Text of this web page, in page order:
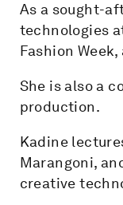
As a sought-
technologies
Fashion
She is also a
production.
Kadine
Marangoni,
creative